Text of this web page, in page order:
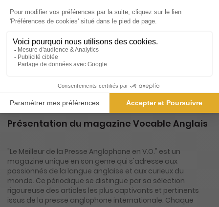
-50%
Abonnement Durée libre
3€35 Tarif Kiosque :
Tarif France métropolitaine
Présentation du magazine Vocable Anglais
"Le Meilleur de la Presse Anglophone en V.O." est un
magazine unique en son genre qui s'adresse aux
passionnés de la langue anglaise et aux curieux du
monde. Ce périodique se distingue par sa sélection
rigoureuse des articles les plus captivants et pertinents
issus de la presse anglophone internationale. Chaque